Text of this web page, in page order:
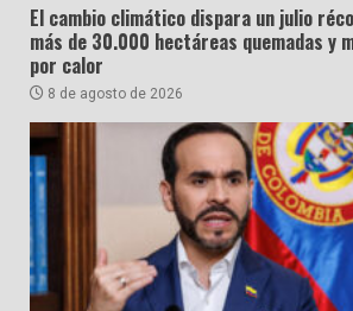
El cambio climático dispara un julio
más de 30.000 hectáreas quemadas y
por calor
8 de agosto de 2026